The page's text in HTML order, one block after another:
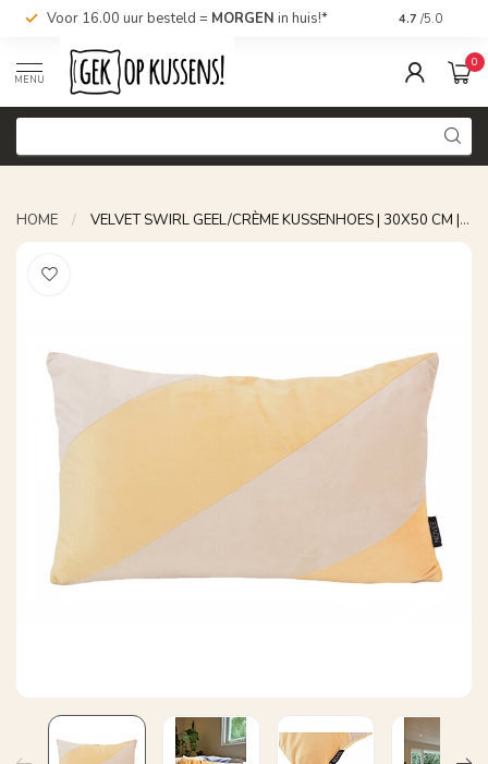
Voor 16.00 uur besteld = MORGEN in huis!* Nu bestellen,
4.7 /5.0
MENU
0
HOME / VELVET SWIRL GEEL/CRÈME KUSSENHOES | 30X50 CM | FLUWEEL/POLYESTER